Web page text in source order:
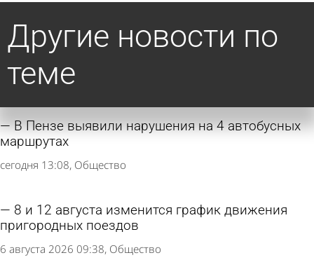
Другие новости по
теме
В Пензе выявили нарушения на 4 автобусных
маршрутах
сегодня 13:08 Общество
8 и 12 августа изменится график движения
пригородных поездов
6 августа 2026 09:38 Общество